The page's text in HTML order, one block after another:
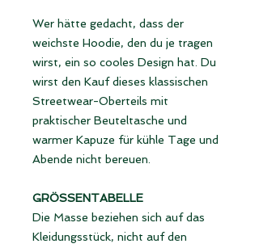
Wer hätte gedacht, dass der
weichste Hoodie, den du je tragen
wirst, ein so cooles Design hat. Du
wirst den Kauf dieses klassischen
Streetwear-Oberteils mit
praktischer Beuteltasche und
warmer Kapuze für kühle Tage und
Abende nicht bereuen.
GRÖSSENTABELLE
Die Masse beziehen sich auf das
Kleidungsstück, nicht auf den